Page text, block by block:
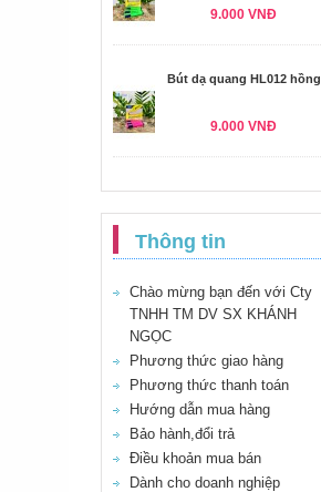
9.000 VNĐ
Bút dạ quang HL012 hồng
9.000 VNĐ
Thông tin
Chào mừng bạn đến với Cty
TNHH TM DV SX KHÁNH
NGỌC
Phương thức giao hàng
Phương thức thanh toán
Hướng dẫn mua hàng
Bảo hành,đổi trả
Điều khoản mua bán
Dành cho doanh nghiệp